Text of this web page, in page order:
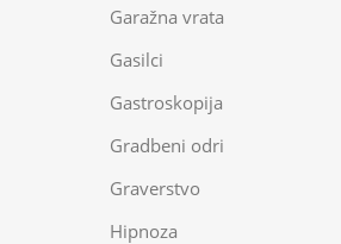
Garažna vrata
Gasilci
Gastroskopija
Gradbeni odri
Graverstvo
Hipnoza